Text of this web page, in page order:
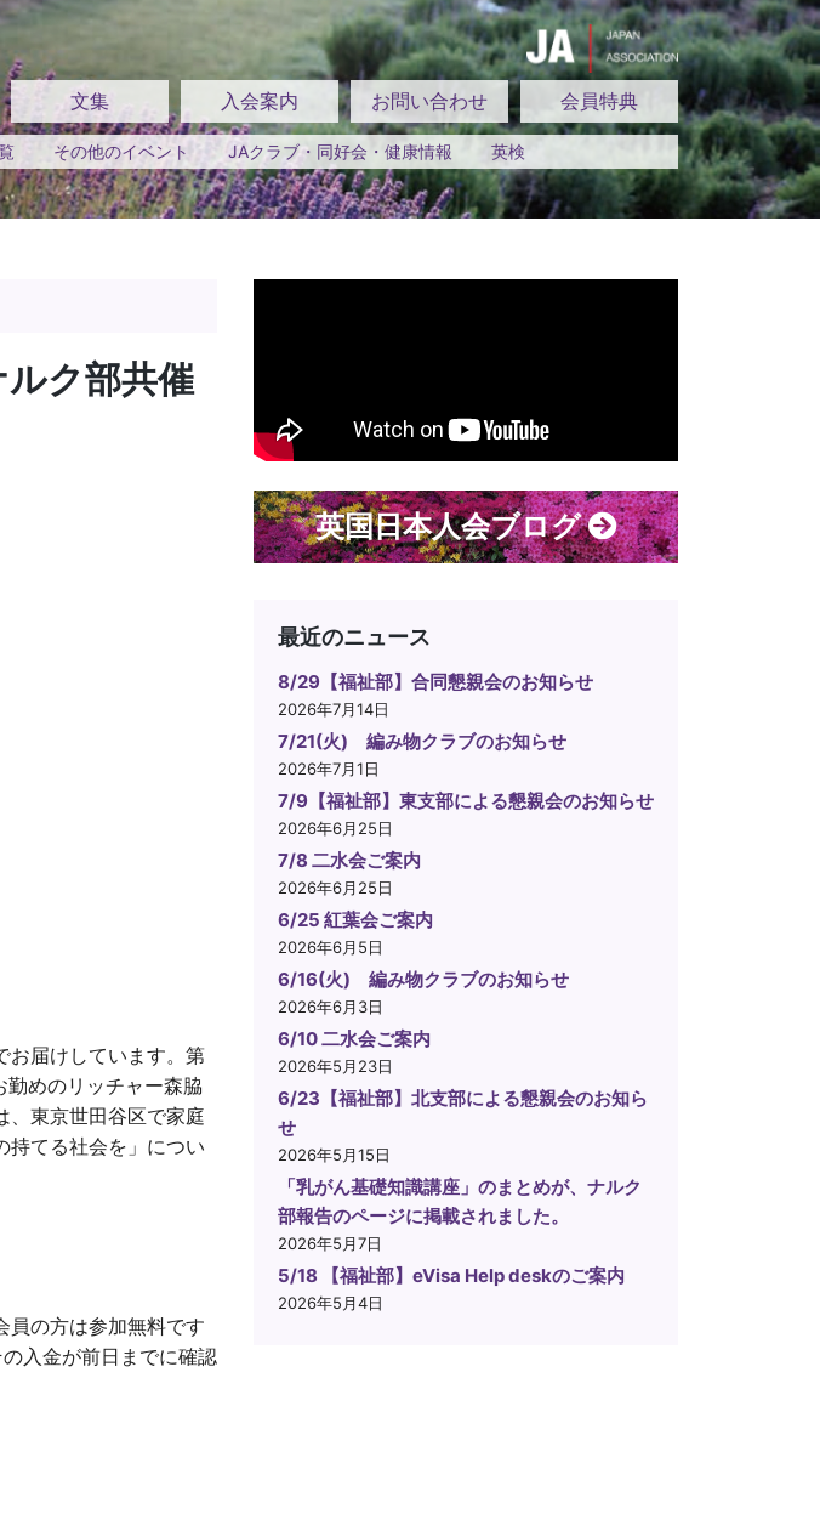
文集 入会案内 お問い合わせ 会員特典
その他のイベント JAクラブ・同好会・健康情報 英検
ク部共催
お届けしています。第
勤めのリッチャー森脇
、東京世田谷区で家庭
持てる社会を」につい
員の方は参加無料です
入金が前日までに確認
英国日本人会ブログ
最近のニュース
8/29【福祉部】合同懇親会のお知らせ
2026年7月14日
7/21(火) 編み物クラブのお知らせ
2026年7月1日
7/9【福祉部】東支部による懇親会のお知らせ
2026年6月25日
7/8 二水会ご案内
2026年6月25日
6/25 紅葉会ご案内
2026年6月5日
6/16(火) 編み物クラブのお知らせ
2026年6月3日
6/10 二水会ご案内
2026年5月23日
6/23【福祉部】北支部による懇親会のお知ら
せ
2026年5月15日
「乳がん基礎知識講座」のまとめが、ナルク
部報告のページに掲載されました。
2026年5月7日
5/18 【福祉部】eVisa Help deskのご案内
2026年5月4日